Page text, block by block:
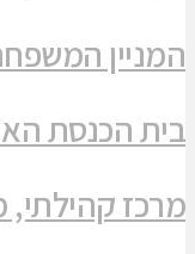
המניין
בית הכנסת
מרכז